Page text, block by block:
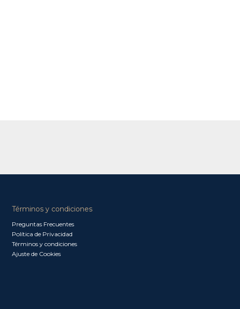
Términos y condiciones
Preguntas Frecuentes
Política de Privacidad
Términos y condiciones
Ajuste de Cookies